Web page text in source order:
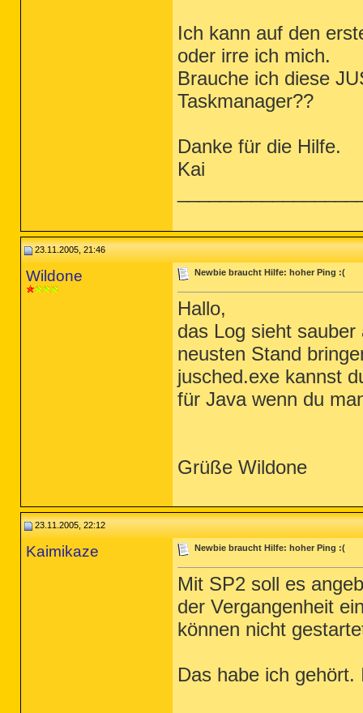
Ich kann auf den
oder irre ich mich.
Brauche ich diese
Taskmanager??
Danke für die Hilfe.
Kai
23.11.2005, 21:46
Wildone Newbie braucht Hilfe: hoher Ping :(
Hallo,
das Log sieht
neusten Stand
jusched.exe kannst
für Java wenn du
Grüße Wildone
23.11.2005, 22:12
Kaimikaze Newbie braucht Hilfe: hoher Ping :(
Mit SP2 soll es
der Vergangenheit
können nicht
Das habe ich